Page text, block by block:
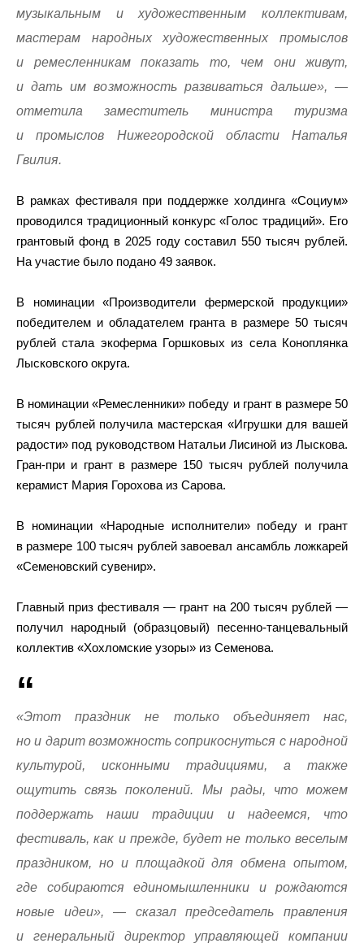
музыкальным и художественным коллективам,
мастерам народных художественных промыслов
и ремесленникам показать то, чем они живут,
и дать им возможность развиваться дальше», —
отметила заместитель министра туризма
и промыслов Нижегородской области Наталья
Гвилия.
В рамках фестиваля при поддержке холдинга «Социум»
проводился традиционный конкурс «Голос традиций». Его
грантовый фонд в 2025 году составил 550 тысяч рублей.
На участие было подано 49 заявок.
В номинации «Производители фермерской продукции»
победителем и обладателем гранта в размере 50 тысяч
рублей стала экоферма Горшковых из села Коноплянка
Лысковского округа.
В номинации «Ремесленники» победу и грант в размере 50
тысяч рублей получила мастерская «Игрушки для вашей
радости» под руководством Натальи Лисиной из Лыскова.
Гран-при и грант в размере 150 тысяч рублей получила
керамист Мария Горохова из Сарова.
В номинации «Народные исполнители» победу и грант
в размере 100 тысяч рублей завоевал ансамбль ложкарей
«Семеновский сувенир».
Главный приз фестиваля — грант на 200 тысяч рублей —
получил народный (образцовый) песенно-танцевальный
коллектив «Хохломские узоры» из Семенова.
«Этот праздник не только объединяет нас,
но и дарит возможность соприкоснуться с народной
культурой, исконными традициями, а также
ощутить связь поколений. Мы рады, что можем
поддержать наши традиции и надеемся, что
фестиваль, как и прежде, будет не только веселым
праздником, но и площадкой для обмена опытом,
где собираются единомышленники и рождаются
новые идеи», — сказал председатель правления
и генеральный директор управляющей компании